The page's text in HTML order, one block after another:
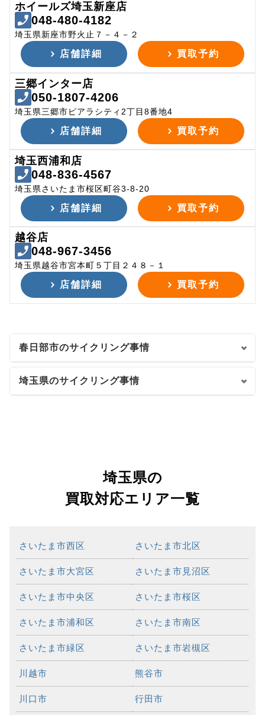
ホイールズ埼玉新座店
048-480-4182
埼玉県新座市野火止７－４－２
店舗詳細 買取予約
三郷インター店
050-1807-4206
埼玉県三郷市ピアラシティ2丁目8番地4
店舗詳細 買取予約
埼玉西浦和店
048-836-4567
埼玉県さいたま市桜区町谷3-8-20
店舗詳細 買取予約
越谷店
048-967-3456
埼玉県越谷市宮本町５丁目２４８－１
店舗詳細 買取予約
春日部市のサイクリング事情
埼玉県のサイクリング事情
埼玉県の
買取対応エリア一覧
さいたま市西区 さいたま市北区
さいたま市大宮区 さいたま市見沼区
さいたま市中央区 さいたま市桜区
さいたま市浦和区 さいたま市南区
さいたま市緑区 さいたま市岩槻区
川越市 熊谷市
川口市 行田市